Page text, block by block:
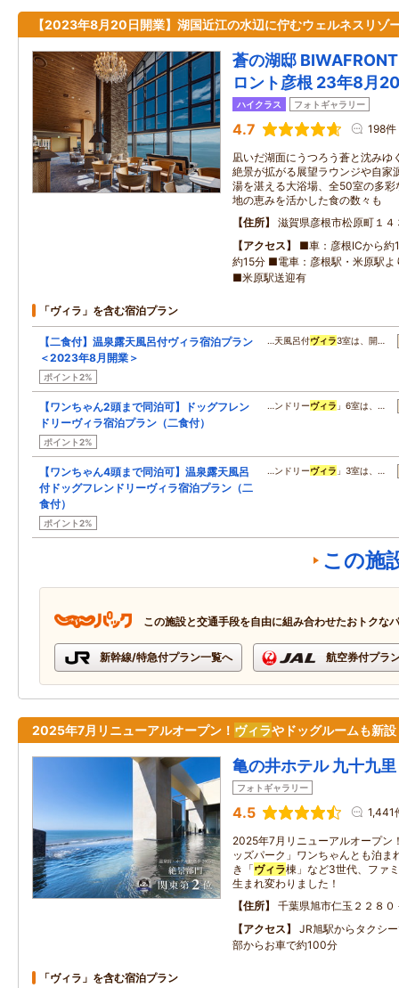
【2023年8月20日開業】湖国近江の水辺に佇むウェルネスリゾ
蒼の湖邸
ロント彦根 23年8月
ハイクラス フォトギャラリー
4.7 198件
凪いだ湖面にうつろう蒼と沈みゆ
絶景が拡がる展望ラウンジや自家
湯を湛える大浴場、全50室の多
地の恵みを活かした食の数々も
住所
滋賀県彦根市松原町１４
アクセス
■車：彦根ICから約
約15分 ■電車：彦根駅・米原駅よ
■米原駅送迎有
「ヴィラ」を含む宿泊プラン
【二食付】温泉露天風呂付ヴィラ宿泊プラン
＜2023年8月開業＞
ポイント2%
…天風呂付ヴィラ3室は、開…
【ワンちゃん2頭まで同泊可】ドッグフレン
ドリーヴィラ宿泊プラン（二食付）
ポイント2%
…ンドリーヴィラ 」6室は、…
【ワンちゃん4頭まで同泊可】温泉露天風呂
付ドッグフレンドリーヴィラ宿泊プラン（二
食付）
ポイント2%
…ンドリーヴィラ 」3室は、…
この施
この施設と交通手段を自由に組み合わせたおトクな
新幹線/特急付プラン一覧へ 航空券付プラ
2025年7月リニューアルオープン！ ヴィラやドッグルームも新設
亀の井ホテル 九十九里
フォトギャラリー
4.5 1,441
2025年7月リニューアルオープン
ッズパーク」ワンちゃんとも泊ま
き「ヴィラ棟」など3世代、ファ
生まれ変わりました！
住所
千葉県旭市仁玉２２８０
アクセス
JR旭駅からタクシ
部からお車で約100分
「ヴィラ」を含む宿泊プラン